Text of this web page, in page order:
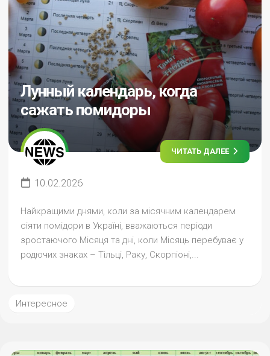
Лунный календарь, когда
сажать помидоры
ЧИТАТЬ ДАЛЕЕ
10.02.2026
Найкращими днями, коли за місячним календарем
сіяти помідори в Україні, вважаються періоди
зростаючого Місяця та дні, коли Місяць перебуває у
родючих знаках – Тільці, Раку, Скорпіоні,...
Интересное